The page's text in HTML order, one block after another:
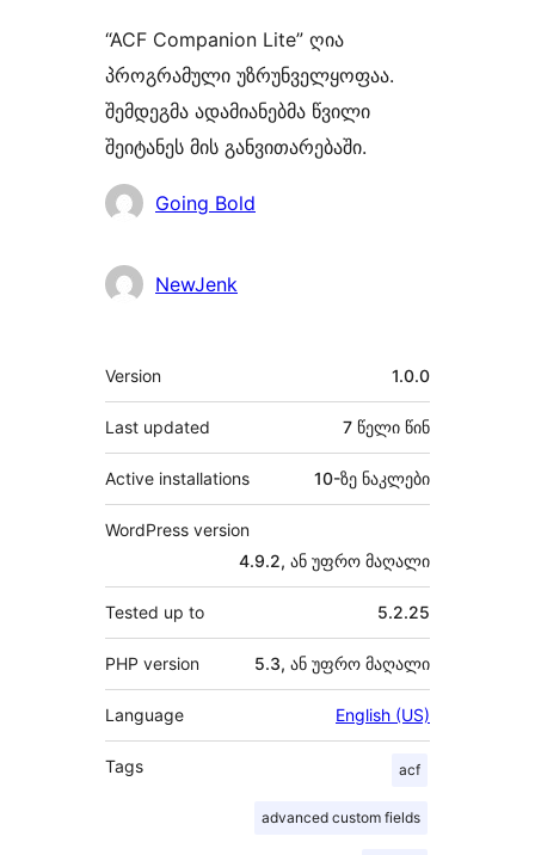
“ACF Companion Lite” ღია
პროგრამული უზრუნველყოფაა.
შემდეგმა ადამიანებმა წვილი
შეიტანეს მის განვითარებაში.
მონაწილეები
Going Bold
NewJenk
მეტა
Version 1.0.0
Last updated 7 წელი წინ
Active installations 10-ზე ნაკლები
WordPress version
4.9.2, ან უფრო მაღალი
Tested up to 5.2.25
PHP version 5.3, ან უფრო მაღალი
Language English (US)
Tags acf
advanced custom fields